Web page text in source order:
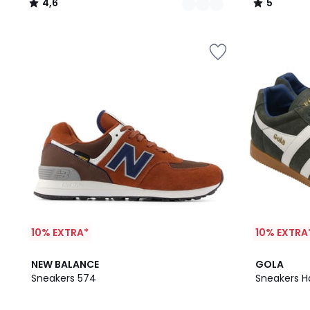
4,6
/
5
/
10% EXTRA*
NEW BALANCE
Sneakers 574
4,3
/ 5
10%
GOLA
Sneakers
4,6
/ 5